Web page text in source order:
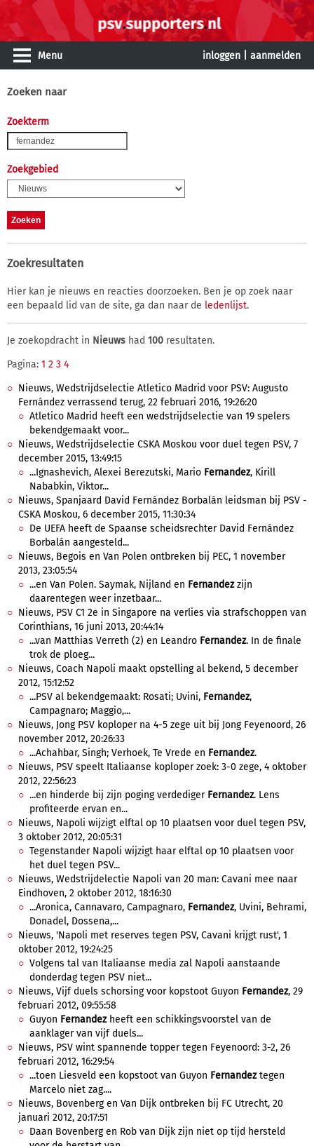
Menu inloggen aanmelden
Zoeken naar
Zoekterm
Zoekgebied
Zoekresultaten
Hier kan je nieuws en reacties doorzoeken. Ben je op zoek naar
een bepaald lid van de site, ga dan naar de ledenlijst.
Je zoekopdracht in Nieuws had 100 resultaten.
Pagina: 1 2 3 4
Nieuws, Wedstrijdselectie Atletico Madrid voor PSV: Augusto
Fernández verrassend terug, 22 februari 2016, 19:26:20
Atletico Madrid heeft een wedstrijdselectie van 19 spelers
bekendgemaakt voor...
Nieuws, Wedstrijdselectie CSKA Moskou voor duel tegen PSV, 7
december 2015, 13:49:15
...Ignashevich, Alexei Berezutski, Mario Fernandez, Kirill
Nababkin, Viktor...
Nieuws, Spanjaard David Fernández Borbalán leidsman bij PSV -
CSKA Moskou, 6 december 2015, 11:30:34
De UEFA heeft de Spaanse scheidsrechter David Fernández
Borbalán aangesteld...
Nieuws, Begois en Van Polen ontbreken bij PEC, 1 november
2013, 23:05:54
...en Van Polen. Saymak, Nijland en Fernandezzijn
daarentegen weer inzetbaar...
Nieuws, PSV C1 2e in Singapore na verlies via strafschoppen van
Corinthians, 16 juni 2013, 20:44:14
...van Matthias Verreth (2) en Leandro Fernandez. In de finale
trok de ploeg...
Nieuws, Coach Napoli maakt opstelling al bekend, 5 december
2012, 15:12:52
...PSV al bekendgemaakt: Rosati; Uvini, Fernandez,
Campagnaro; Maggio,...
Nieuws, Jong PSV koploper na 4-5 zege uit bij Jong Feyenoord, 26
november 2012, 20:26:33
...Achahbar, Singh; Verhoek, Te Vrede en Fernandez.
Nieuws, PSV speelt Italiaanse koploper zoek: 3-0 zege, 4 oktober
2012, 22:56:23
...en hinderde bij zijn poging verdediger Fernandez. Lens
profiteerde ervan en...
Nieuws, Napoli wijzigt elftal op 10 plaatsen voor duel tegen PSV,
3 oktober 2012, 20:05:31
Tegenstander Napoli wijzigt haar elftal op 10 plaatsen voor
het duel tegen PSV...
Nieuws, Wedstrijdelectie Napoli van 20 man: Cavani mee naar
Eindhoven, 2 oktober 2012, 18:16:30
...Aronica, Cannavaro, Campagnaro, Fernandez, Uvini, Behrami,
Donadel, Dossena,...
Nieuws, 'Napoli met reserves tegen PSV, Cavani krijgt rust', 1
oktober 2012, 19:24:25
Volgens tal van Italiaanse media zal Napoli aanstaande
donderdag tegen PSV niet...
Nieuws, Vijf duels schorsing voor kopstoot Guyon Fernandez, 29
februari 2012, 09:55:58
Guyon Fernandezheeft een schikkingsvoorstel van de
aanklager van vijf duels...
Nieuws, PSV wint spannende topper tegen Feyenoord: 3-2, 26
februari 2012, 16:29:54
...toen Liesveld een kopstoot van Guyon Fernandeztegen
Marcelo niet zag....
Nieuws, Bovenberg en Van Dijk ontbreken bij FC Utrecht, 20
januari 2012, 20:17:51
Daan Bovenberg en Rob van Dijk zijn niet op tijd hersteld